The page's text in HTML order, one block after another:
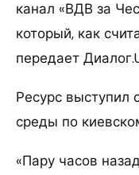
канал «ВДВ за
который, как
передает
Ресурс выступил
среды по
«Пару часов